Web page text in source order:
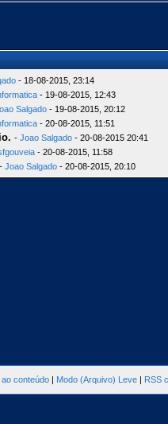
- 18-08-2015, 23:14
- 19-08-2015, 12:43
Salgado - 19-08-2015, 20:12
- 20-08-2015, 11:51
- Joao Salgado - 20-08-2015 20:41
- 20-08-2015, 11:58
- Joao Salgado - 20-08-2015, 20:10
ao conteúdo | Modo (Arquivo) Leve | RSS